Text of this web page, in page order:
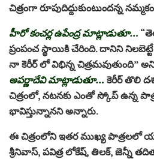
చిత్రంగా రూపుదిద్దుకుంటుందన్న
హీరో కంచర్ల ఉపేంద్ర మాట్లాడుతూ…
ప్రంపంచ స్థాయికి చేరింది. దానిని
నా కెరీర్ లో విభిన్న చిత్రమవుతుంది”
అపర్ణాదేవి మాట్లాడుతూ… కెరీర్ తొలి
చిత్రంలో, నటనకు ఎంతో స్కోప్ ఉన్న
భావిస్తున్నానని అన్నారు.
ఈ చిత్రంలోని ఇతర ముఖ్య పాత్రలలో
శ్రీనివాస్, పవిత్ర లోకేష్, తిలక్, జెన్నీ